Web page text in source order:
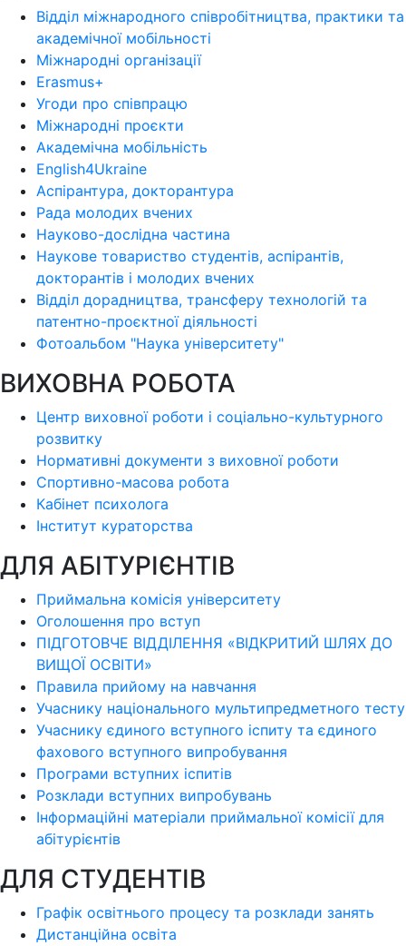
Відділ міжнародного співробітництва, практики та
академічної мобільності
Міжнародні організації
Erasmus+
Угоди про співпрацю
Міжнародні проєкти
Академічна мобільність
English4Ukraine
Аспірантура, докторантура
Рада молодих вчених
Науково-дослідна частина
Наукове товариство студентів, аспірантів,
докторантів і молодих вчених
Відділ дорадництва, трансферу технологій та
патентно-проєктної діяльності
Фотоальбом "Наука університету"
ВИХОВНА РОБОТА
Центр виховної роботи і соціально-культурного
розвитку
Нормативні документи з виховної роботи
Спортивно-масова робота
Кабінет психолога
Інститут кураторства
ДЛЯ АБІТУРІЄНТІВ
Приймальна комісія університету
Оголошення про вступ
ПІДГОТОВЧЕ ВІДДІЛЕННЯ «ВІДКРИТИЙ ШЛЯХ ДО
ВИЩОЇ ОСВІТИ»
Правила прийому на навчання
Учаснику національного мультипредметного тесту
Учаснику єдиного вступного іспиту та єдиного
фахового вступного випробування
Програми вступних іспитів
Розклади вступних випробувань
Інформаційні матеріали приймальної комісії для
абітурієнтів
ДЛЯ СТУДЕНТІВ
Графік освітнього процесу та розклади занять
Дистанційна освіта